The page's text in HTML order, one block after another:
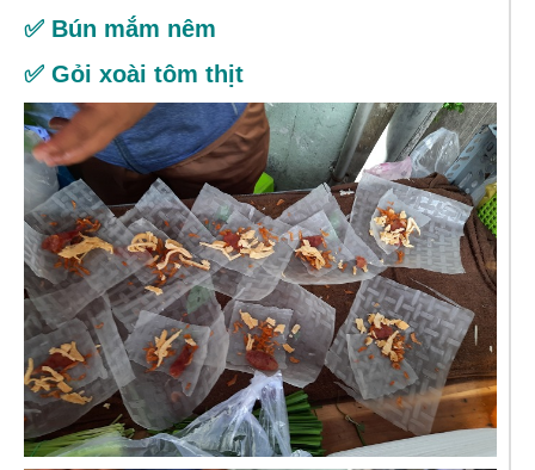
✅ Bún mắm nêm
✅ Gỏi xoài tôm thịt